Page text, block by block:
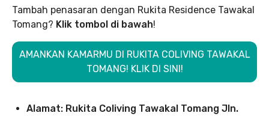
Tambah penasaran dengan Rukita Residence Tawakal
Tomang? Klik tombol di bawah!
AMANKAN KAMARMU DI RUKITA COLIVING TAWAKAL
TOMANG! KLIK DI SINI!
Alamat: Rukita Coliving Tawakal Tomang Jln.